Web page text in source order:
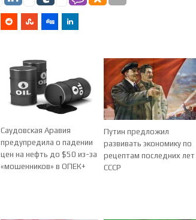
Саудовская Аравия
предупредила о падении
цен на нефть до $50 из-за
«мошенников» в ОПЕК+
Путин предложил
развивать экономику по
рецептам последних лет
СССР